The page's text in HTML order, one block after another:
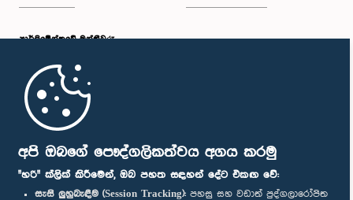
අපි ඔබගේ පෞද්ගලිකත්වය අගය කරමු
"හරි" ක්ලික් කිරීමෙන්, ඔබ පහත සඳහන් දේට එකඟ වේ:
සැසි ලුහුබැඳීම (Session Tracking): පහසු සහ වඩාත් පුද්ගලාරෝපිත
පාර්ලි‌මේන්තුවේ මන්ත්‍රීවරු
මුල් පිටුව
පාර්ලිමේන්තු ජංගම යෙදුම